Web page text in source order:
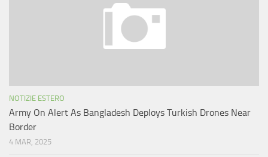
NOTIZIE ESTERO
Army On Alert As Bangladesh Deploys Turkish Drones Near
Border
4 MAR, 2025